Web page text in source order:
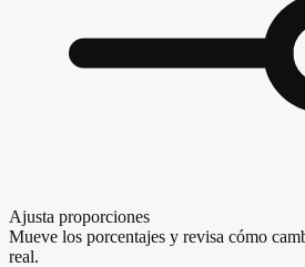
Ajusta proporciones
Mueve los porcentajes y revisa cómo
real.